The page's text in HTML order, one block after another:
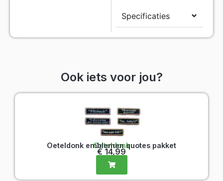
Specificaties
Ook iets voor jou?
Oeteldonk
Oeteldonk emblemen quotes pakket
€ 14,99